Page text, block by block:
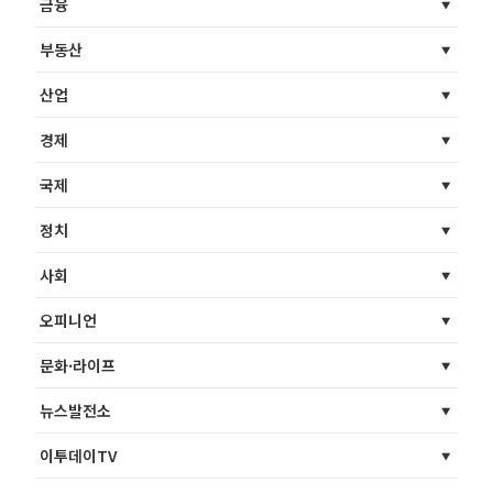
부동산
산업
경제
국제
정치
사회
오피니언
문화·라이프
뉴스발전소
이투데이TV